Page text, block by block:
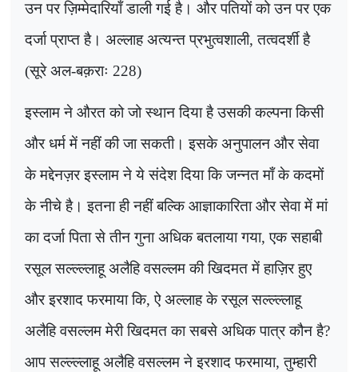
उन पर ज़िम्मेदारियाँ डाली गई है। और पतियों को उन पर एक
दर्जा प्राप्त है। अल्लाह अत्यन्त प्रभुत्वशाली,तत्वदर्शी है
(सूरे अल-बक़राः 228)
इस्लाम ने औरत को जो स्थान दिया है उसकी कल्पना किसी
और धर्म में नहीं की जा सकती। इसके अनुपालन और सेवा
के मद्देनज़र इस्लाम ने ये संदेश दिया कि जन्नत माँ के कदमों
के नीचे है। इतना ही नहीं बल्कि आज्ञाकारिता और सेवा में मां
का दर्जा पिता से तीन गुना अधिक बतलाया गया, एक सहाबी
रसूल सल्ल्ल्लाहू अलैहि वसल्लम की खिदमत में हाज़िर हुए
और इरशाद फरमाया कि, ऐ अल्लाह के रसूल सल्ल्ल्लाहू
अलैहि वसल्लम मेरी खिदमत का सबसे अधिक पात्र कौन है?
आप सल्ल्ल्लाहू अलैहि वसल्लम ने इरशाद फरमाया, तुम्हारी